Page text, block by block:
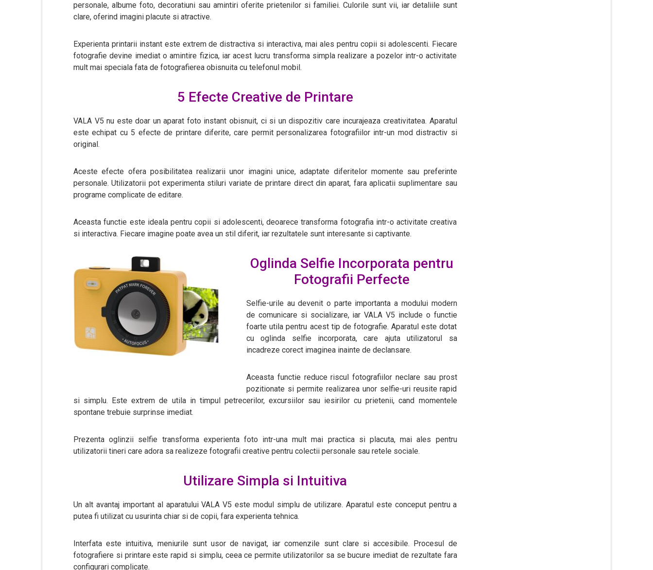
personale, albume foto, decoratiuni sau amintiri oferite prietenilor si familiei. Culorile sunt vii, iar detaliile sunt
clare, oferind imagini placute si atractive.
Experienta printarii instant este extrem de distractiva si interactiva, mai ales pentru copii si adolescenti. Fiecare
fotografie devine imediat o amintire fizica, iar acest lucru transforma simpla realizare a pozelor intr-o activitate
mult mai speciala fata de fotografierea obisnuita cu telefonul mobil.
5 Efecte Creative de Printare
VALA V5 nu este doar un aparat foto instant obisnuit, ci si un dispozitiv care incurajeaza creativitatea. Aparatul
este echipat cu 5 efecte de printare diferite, care permit personalizarea fotografiilor intr-un mod distractiv si
original.
Aceste efecte ofera posibilitatea realizarii unor imagini unice, adaptate diferitelor momente sau preferinte
personale. Utilizatorii pot experimenta stiluri variate de printare direct din aparat, fara aplicatii suplimentare sau
programe complicate de editare.
Aceasta functie este ideala pentru copii si adolescenti, deoarece transforma fotografia intr-o activitate creativa
si interactiva. Fiecare imagine poate avea un stil diferit, iar rezultatele sunt interesante si captivante.
Oglinda Selfie Incorporata pentru
Fotografii Perfecte
Selfie-urile au devenit o parte importanta a modului modern
de comunicare si socializare, iar VALA V5 include o functie
foarte utila pentru acest tip de fotografie. Aparatul este dotat
cu oglinda selfie incorporata, care ajuta utilizatorul sa
incadreze corect imaginea inainte de declansare.
Aceasta functie reduce riscul fotografiilor neclare sau prost
pozitionate si permite realizarea unor selfie-uri reusite rapid
si simplu. Este extrem de utila in timpul petrecerilor, excursiilor sau iesirilor cu prietenii, cand momentele
spontane trebuie surprinse imediat.
Prezenta oglinzii selfie transforma experienta foto intr-una mult mai practica si placuta, mai ales pentru
utilizatorii tineri care adora sa realizeze fotografii creative pentru colectii personale sau retele sociale.
Utilizare Simpla si Intuitiva
Un alt avantaj important al aparatului VALA V5 este modul simplu de utilizare. Aparatul este conceput pentru a
putea fi utilizat cu usurinta chiar si de copii, fara experienta tehnica.
Interfata este intuitiva, meniurile sunt usor de navigat, iar comenzile sunt clare si accesibile. Procesul de
fotografiere si printare este rapid si simplu, ceea ce permite utilizatorilor sa se bucure imediat de rezultate fara
configurari complicate.